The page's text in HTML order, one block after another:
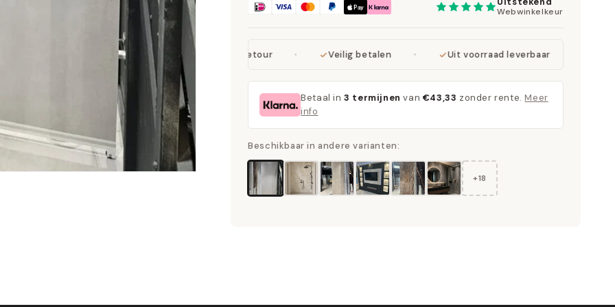
Webwinkelkeur
Eenvoudige montage 14 dagen retour Veilig betalen Uit voorraad leverbaar
Betaal in3 termijnen van €43,33 zonder rente. Meer
info
Beschikbaar in andere varianten:
+18